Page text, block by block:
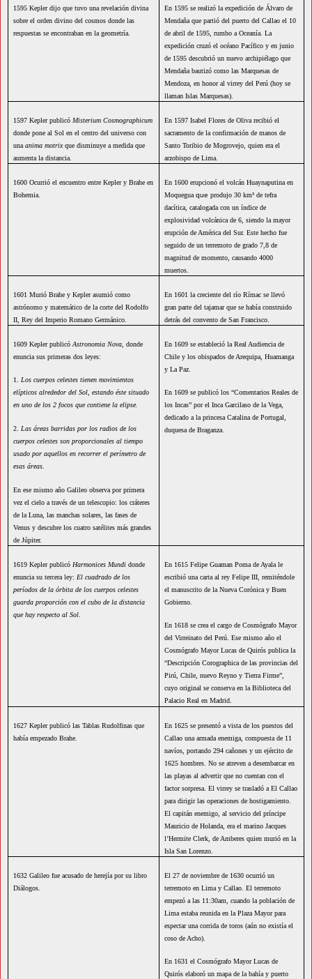
1595 Kepler dijo que tuvo una revelación divina
sobre el orden divino del cosmos donde las
respuestas se encontraban en la geometría.
En 1595 se realizó la expedición de Álvaro de
Mendaña que partió del puerto del Callao el 10
de abril de 1595, rumbo a Oceanía. La
expedición cruzó el océano Pacífico y en junio
de 1595 descubrió un nuevo archipiélago que
Mendaña bautizó como las Marquesas de
Mendoza, en honor al virrey del Perú (hoy se
llaman Islas Marquesas).
1597 Kepler publicó Misterium Cosmographicum
donde pone al Sol en el centro del universo con
unaanima motrixque disminuye a medida que
aumenta la distancia.
En 1597 Isabel Flores de Oliva recibió el
sacramento de la confirmación de manos de
Santo Toribio de Mogrovejo, quien era el
arzobispo de Lima.
1600 Ocurrió el encuentro entre Kepler y Brahe en
Bohemia.
En 1600 erupcionó el volcán Huaynaputina en
Moquegua queprodujo 30 km³ de tefra
dacítica, catalogada con un índice de
explosividad volcánica de 6, siendo la mayor
erupción de América del Sur. Este hecho fue
seguido de un terremoto de grado 7,8 de
magnitud de momento, causando 4000
muertos.
1601 Murió Brahe y Kepler asumió como
astrónomo y matemático de la corte del Rodolfo
II, Rey del Imperio Romano Germánico.
En 1601 la creciente del río Rímac se llevó
gran parte del tajamar que se había construido
detrás del convento de San Francisco.
1609 Kepler publicóAstronomia Nova , donde
enuncia sus primeras dos leyes:
1.Los cuerpos celestes tienen movimientos
elípticos alrededor del Sol, estando éste situado
en uno de los 2 focos que contiene la elipse.
2.Las áreas barridas por los radios de los
cuerpos celestes son proporcionales al tiempo
usado por aquellos en recorrer el perímetro de
esas áreas.
En ese mismo año Galileo observa por primera
vez el cielo a través de un telescopio: los cráteres
de la Luna, las manchas solares, las fases de
Venus y descubre los cuatro satélites más grandes
de Júpiter.
En 1609 se estableció la Real Audiencia de
Chile y los obispados de Arequipa, Huamanga
y La Paz.
En 1609 se publicó los “Comentarios Reales de
los Incas” por el Inca Garcilaso de la Vega,
dedicado a la princesa Catalina de Portugal,
duquesa de Braganza.
1619 Kepler publicó Harmonices Mundi donde
enuncia su tercera ley: El cuadrado de los
períodos de la órbita de los cuerpos celestes
guarda proporción con el cubo de la distancia
que hay respecto al Sol
En 1615 Felipe Guaman Poma de Ayala le
escribió una carta al rey Felipe III, remiténdole
el manuscrito de la Nueva Corónica y Buen
Gobierno.
En 1618 se crea el cargo de Cosmógrafo Mayor
del Virreinato del Perú. Ese mismo año el
Cosmógrafo Mayor Lucas de Quirós publica la
“Descripción Corographica de las provincias del
Pirú, Chile, nuevo Reyno y Tierra Firme”,
cuyo original se conserva en la Biblioteca del
Palacio Real en Madrid.
1627 Kepler publicó las Tablas Rudolfinas que
había empezado Brahe.
En 1625 se presentó a vista de los puestos del
Callao una armada enemiga, compuesta de 11
navíos, portando 294 cañones y un ejército de
1625 hombres. No se atreven a desembarcar en
las playas al advertir que no cuentan con el
factor sorpresa. El virrey se trasladó a El Callao
para dirigir las operaciones de hostigamiento.
El capitán enemigo, al servicio del príncipe
Mauricio de Holanda, era el marino Jacques
l’Hermite Clerk, de Amberes quien murió en la
Isla San Lorenzo.
1632 Galileo fue acusado de herejía por su libro
Diálogos.
El 27 de noviembre de 1630 ocurrió un
terremoto en Lima y Callao. El terremoto
empezó a las 11:30am, cuando la población de
Lima estaba reunida en la Plaza Mayor para
espectar una corrida de toros (aún no existía el
coso de Acho).
En 1631 el Cosmógrafo Mayor Lucas de
Quirós elaboró un mapa de la bahía y puerto